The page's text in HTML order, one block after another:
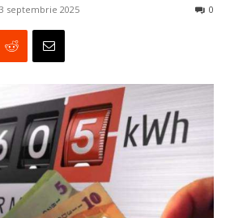
3 septembrie 2025 0